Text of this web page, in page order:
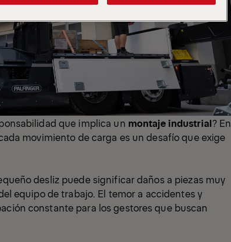
que implica un montaje industrial? En
movimiento de carga es un desafío que exige
desliz puede significar daños a piezas muy
equipo de trabajo. El temor a accidentes y
constante para los gestores que buscan